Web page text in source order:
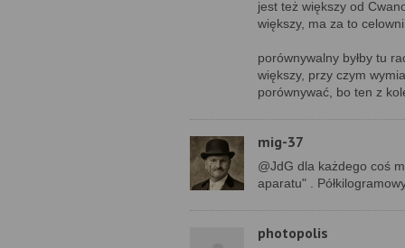
jest też większy od
większy, ma za to
porównywalny byłby tu
większy, przy czym
porównywać, bo ten z
mig-37
@JdG dla każdego coś
aparatu" .
photopolis